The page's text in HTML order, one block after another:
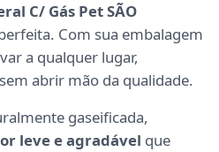
C/ Gás Pet SÃO
Com sua embalagem
a qualquer lugar,
abrir mão da qualidade.
gaseificada,
leve e agradável que